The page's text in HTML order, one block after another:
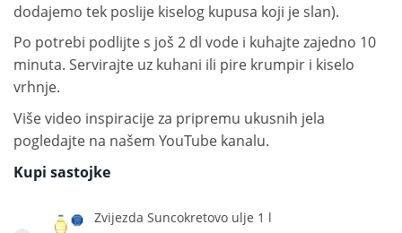
dodajemo tek poslije kiselog kupusa koji je slan).
Po potrebi podlijte s još 2 dl vode i kuhajte zajedno 10
minuta. Servirajte uz kuhani ili pire krumpir i kiselo
vrhnje.
Više video inspiracije za pripremu ukusnih jela
pogledajte na našem YouTube kanalu.
Kupi sastojke
Zvijezda Suncokretovo ulje 1 l